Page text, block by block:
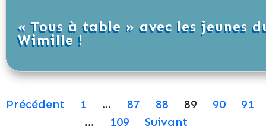
« Tous à table » avec les jeunes
Wimille !
Précédent 1 … 87 88 89 90
91
…
109 Suivant